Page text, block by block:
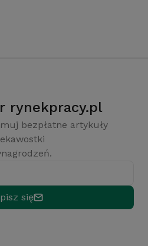
rynekpracy.pl
bezpłatne artykuły
się